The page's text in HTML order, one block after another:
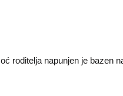
roditelja napunjen je